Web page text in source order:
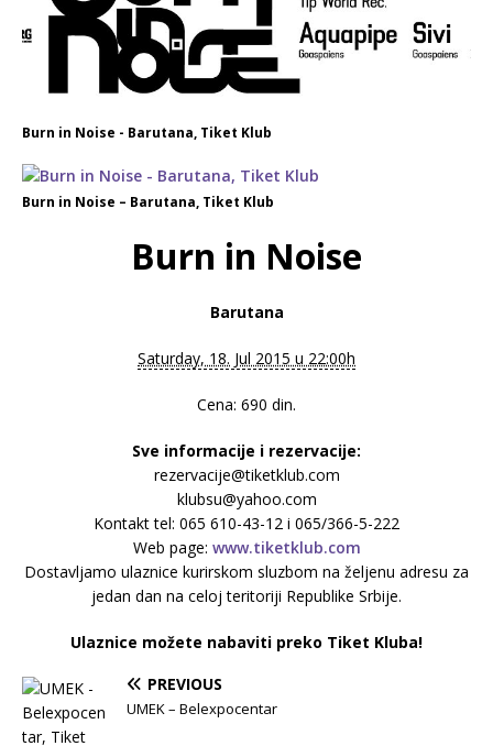
Burn in Noise - Barutana, Tiket Klub
Burn in Noise – Barutana, Tiket Klub
Burn in Noise
Barutana
Saturday, 18. Jul 2015 u 22:00h
Cena: 690 din.
Sve informacije i rezervacije:
rezervacije@tiketklub.com
klubsu@yahoo.com
Kontakt tel: 065 610-43-12 i 065/366-5-222
Web page: www.tiketklub.com
Dostavljamo ulaznice kurirskom sluzbom na željenu adresu za
jedan dan na celoj teritoriji Republike Srbije.
Ulaznice možete nabaviti preko Tiket Kluba!
PREVIOUS
UMEK – Belexpocentar